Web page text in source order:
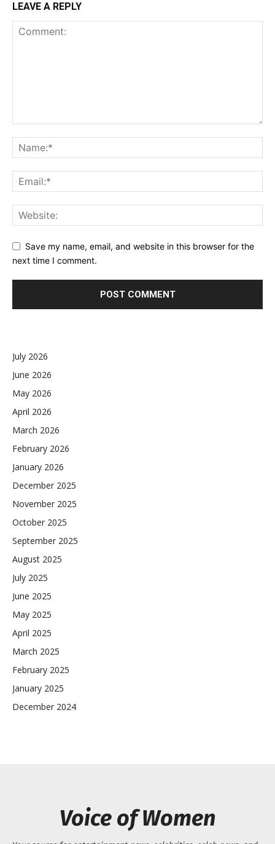
LEAVE A REPLY
Save my name, email, and website in this browser for the
next time I comment.
July 2026
June 2026
May 2026
April 2026
March 2026
February 2026
January 2026
December 2025
November 2025
October 2025
September 2025
August 2025
July 2025
June 2025
May 2025
April 2025
March 2025
February 2025
January 2025
December 2024
Voice of Women